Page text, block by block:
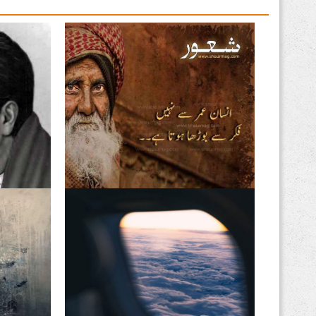
اقبال
فکریں انسان کو بوڑھا کرتی
ہیں